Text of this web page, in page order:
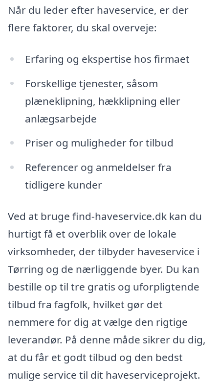
Når du leder efter haveservice, er der
flere faktorer, du skal overveje:
Erfaring og ekspertise hos firmaet
Forskellige tjenester, såsom
plæneklipning, hækklipning eller
anlægsarbejde
Priser og muligheder for tilbud
Referencer og anmeldelser fra
tidligere kunder
Ved at bruge find-haveservice.dk kan du
hurtigt få et overblik over de lokale
virksomheder, der tilbyder haveservice i
Tørring og de nærliggende byer. Du kan
bestille op til tre gratis og uforpligtende
tilbud fra fagfolk, hvilket gør det
nemmere for dig at vælge den rigtige
leverandør. På denne måde sikrer du dig,
at du får et godt tilbud og den bedst
mulige service til dit haveserviceprojekt.